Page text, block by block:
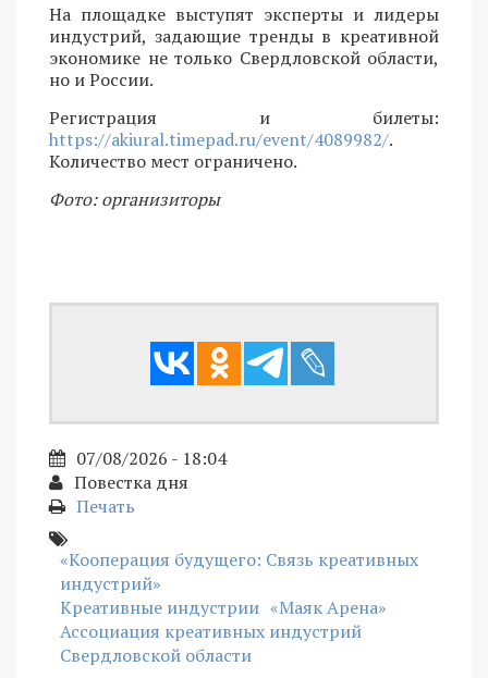
На площадке выступят эксперты и лидеры
индустрий, задающие тренды в креативной
экономике не только Свердловской области,
но и России.
Регистрация и билеты:
https://akiural.timepad.ru/event/4089982/.
Количество мест ограничено.
Фото: организиторы
07/08/2026 - 18:04
Повестка дня
Печать
«Кооперация будущего: Связь креативных
индустрий»
Креативные индустрии «Маяк Арена»
Ассоциация креативных индустрий
Свердловской области